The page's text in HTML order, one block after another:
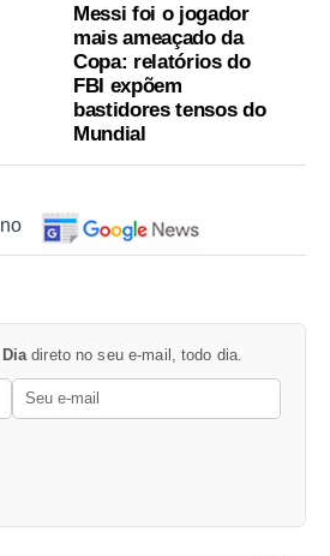
Messi foi o jogador
mais ameaçado da
Copa: relatórios do
FBI expõem
bastidores tensos do
Mundial
direto no seu e-mail, todo dia.